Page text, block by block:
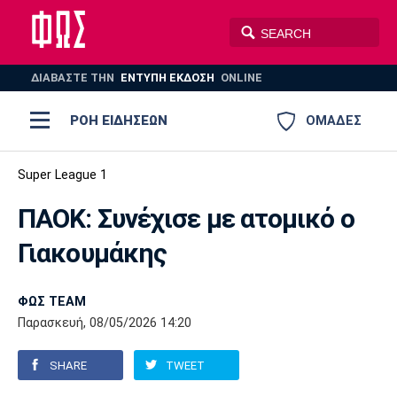
ΔΙΑΒΑΣΤΕ THN ΕΝΤΥΠΗ ΕΚΔΟΣΗ ONLINE
ΟΜΑΔΕΣ
ΡΟΗ ΕΙΔΗΣΕΩΝ
ΠΟΔΟΣΦΑΙΡΟ
ΠΟΛΟ ΣΠΟΡ
AUTO-MOTO
Ποδόσφαιρο
Super League 1
Super League 2
Γ Εθνική
Ελλάδα
Μπάσκετ
Ελλάδα
Εθνική
EuroLeague
Ολυμπιακοί Αγώνες
Βόλεϊ
Πόλο
Ολυμπιακός
Παναθηναϊκός Ατρόμητος
Super League 1
ΠΑΟΚ: Συνέχισε με ατομικό ο
Γιακουμάκης
ΦΩΣ TEAM
Παρασκευή, 08/05/2026 14:20
SHARE TWEET